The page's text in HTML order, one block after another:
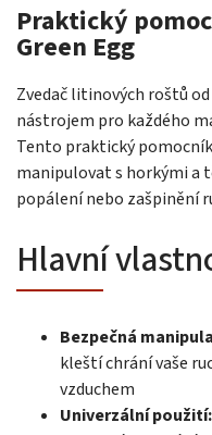
Praktický
Green Egg
Zvedač litinových roštů
nástrojem pro každého
Tento praktický
manipulovat s horkými a
popálení nebo zašpinění
Hlavní
Bezpečná
kleští chrání vaše
vzduchem
Univerzální použití: